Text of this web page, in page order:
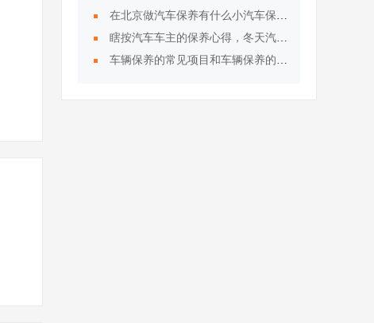
在北京做汽车保养有什么小汽车保养的常识呢？
瞎按汽车车主的保养心得，冬天汽车保养技巧
车辆保养的常见项目和车辆保养的周期概述